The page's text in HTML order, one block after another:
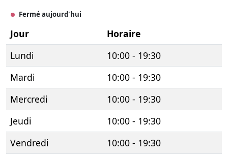
Fermé aujourd'hui
Jour
Horaire
Lundi
10:00 - 19:30
Mardi
10:00 - 19:30
Mercredi
10:00 - 19:30
Jeudi
10:00 - 19:30
Vendredi
10:00 - 19:30